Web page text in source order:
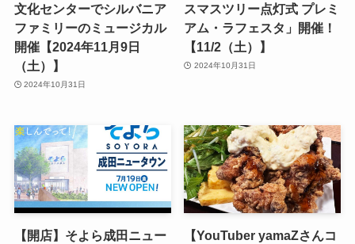
文化センターでシルバニア
ファミリーのミュージカル
開催【2024年11月9日
（土）】
2024年10月31日
スマスツリー点灯式 プレミ
アム・ラフェスタ」開催！
【11/2（土）】
2024年10月31日
【開店】そよら成田ニュー
【YouTuber yamaZさんコ